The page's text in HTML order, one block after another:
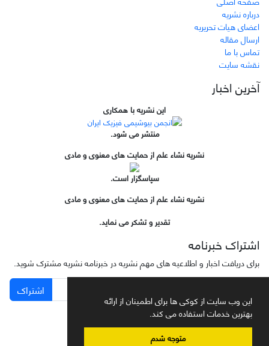
این وب سایت از کوکی ها برای اطمینان از ارائه
بهترین خدمات استفاده می کند.
متوجه شدم
درباره نشریه
اعضای هیات تحریریه
ارسال مقاله
تماس با ما
نقشه سایت
آخرین اخبار
این نشریه با همکاری
منتشر می شود.
نشریه نشاء علم از حمایت های معنوی و مادی
سپاسگزار است.
نشریه نشاء علم از حمایت های معنوی و مادی
تقدیر و تشکر می نماید.
اشتراک خبرنامه
برای دریافت اخبار و اطلاعیه های مهم نشریه در خبرنامه نشریه مشترک شوید.
اشتراک